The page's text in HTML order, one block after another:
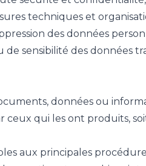
techniques et
des données
sensibilité des données
données ou
qui les ont produits,
aux principales